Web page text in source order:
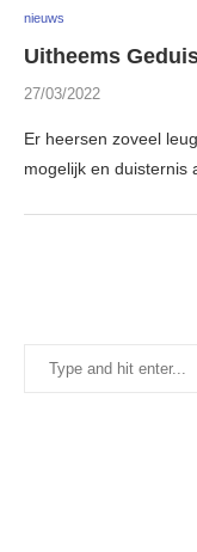
nieuws
Uitheems
27/03/2022
Er heersen zoveel
mogelijk en duisternis